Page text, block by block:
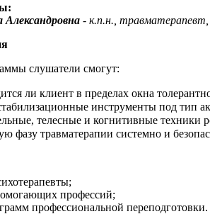
- к.п.н., травматерапевт,
слушатели смогут:
ли клиент в пределах окна
инструменты под тип
телесные и когнитивные техники
фазу травматерапии системно и
профессий;
профессиональной переподготовки.